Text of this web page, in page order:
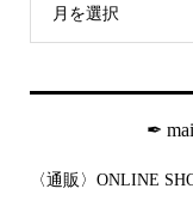
月を選択
✒︎
〈通販〉ONLINE